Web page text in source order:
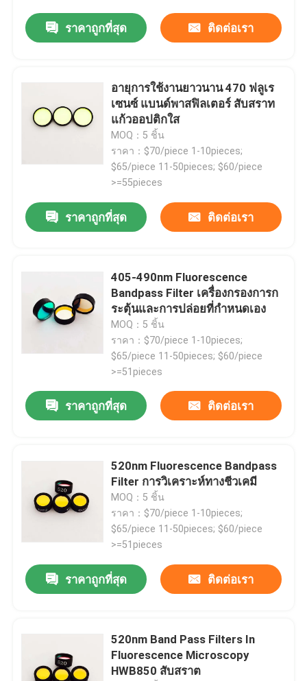
ผลิตภัณฑ์
เกี่ยวกับเรา
ควบคุมคุณภาพ
ติดต่อเรา
ขออ้าง
ฟลูเรสเซนซ์ แบนด์ปาสฟิลเตอร์
ราคาถูกที่สุด ติดต่อเรา
อายุการใช้งานยาวนาน 470 ฟลูเร
เซนซ์ แบนด์พาสฟิลเตอร์ สับสราท
แก้วออปติกใส
MOQ：5 ชิ้น
ราคา：$70/piece 1-10pieces;
$65/piece 11-50pieces; $60/piece
>=55pieces
ราคาถูกที่สุด ติดต่อเรา
405-490nm Fluorescence
Bandpass Filter เครื่องกรองการก
ระตุ้นและการปล่อยที่กําหนดเอง
MOQ：5 ชิ้น
ราคา：$70/piece 1-10pieces;
$65/piece 11-50pieces; $60/piece
>=51pieces
ราคาถูกที่สุด ติดต่อเรา
520nm Fluorescence Bandpass
Filter การวิเคราะห์ทางชีวเคมี
MOQ：5 ชิ้น
ราคา：$70/piece 1-10pieces;
$65/piece 11-50pieces; $60/piece
>=51pieces
ราคาถูกที่สุด ติดต่อเรา
520nm Band Pass Filters In
Fluorescence Microscopy
HWB850 สับสราต